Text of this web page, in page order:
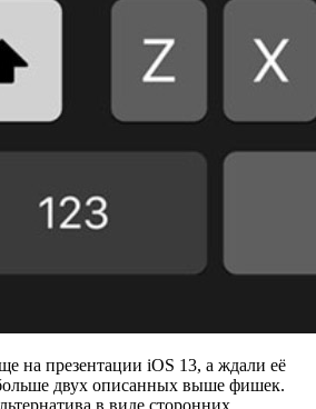
на презентации iOS 13, а ждали её
двух описанных выше фишек.
в виде сторонних